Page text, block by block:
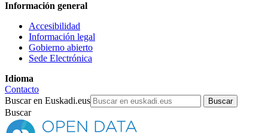
Información general
Accesibilidad
Información legal
Gobierno abierto
Sede Electrónica
Idioma
Contacto
Buscar en Euskadi.eus
Buscar